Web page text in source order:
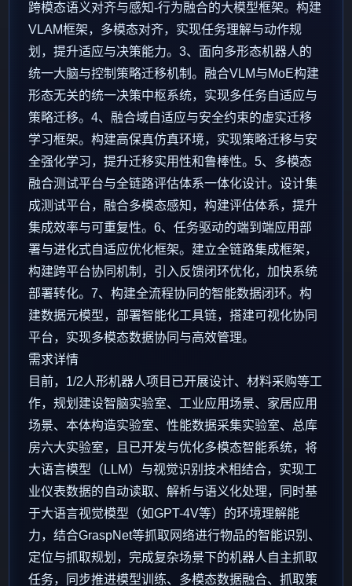
跨模态语义对齐与感知-行为融合的大模型框架。构建
VLAM框架，多模态对齐，实现任务理解与动作规
划，提升适应与决策能力。3、面向多形态机器人的
统一大脑与控制策略迁移机制。融合VLM与MoE构建
形态无关的统一决策中枢系统，实现多任务自适应与
策略迁移。4、融合域自适应与安全约束的虚实迁移
学习框架。构建高保真仿真环境，实现策略迁移与安
全强化学习，提升迁移实用性和鲁棒性。5、多模态
融合测试平台与全链路评估体系一体化设计。设计集
成测试平台，融合多模态感知，构建评估体系，提升
集成效率与可重复性。6、任务驱动的端到端应用部
署与进化式自适应优化框架。建立全链路集成框架，
构建跨平台协同机制，引入反馈闭环优化，加快系统
部署转化。7、构建全流程协同的智能数据闭环。构
建数据元模型，部署智能化工具链，搭建可视化协同
平台，实现多模态数据协同与高效管理。
需求详情
目前，1/2人形机器人项目已开展设计、材料采购等工
作，规划建设智脑实验室、工业应用场景、家居应用
场景、本体构造实验室、性能数据采集实验室、总库
房六大实验室，且已开发与优化多模态智能系统，将
大语言模型（LLM）与视觉识别技术相结合，实现工
业仪表数据的自动读取、解析与语义化处理，同时基
于大语言视觉模型（如GPT-4V等）的环境理解能
力，结合GraspNet等抓取网络进行物品的智能识别、
定位与抓取规划，完成复杂场景下的机器人自主抓取
任务，同步推进模型训练、多模态数据融合、抓取策